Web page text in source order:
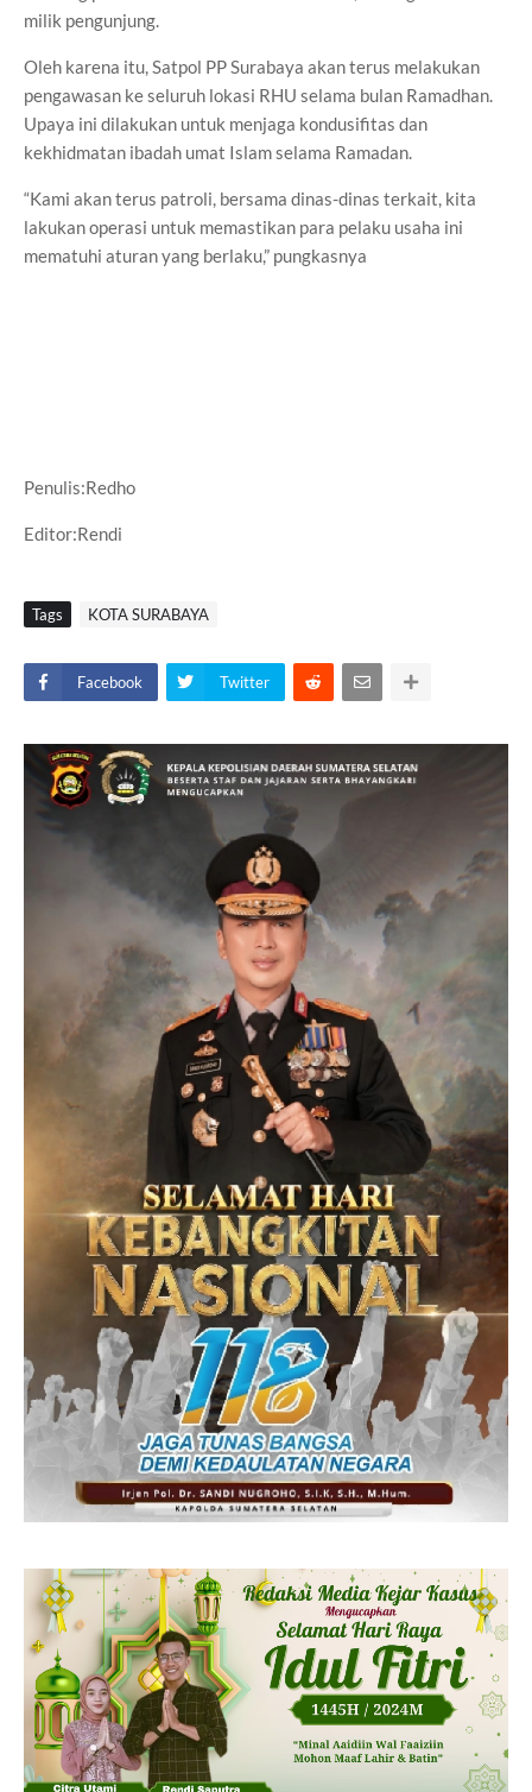
milik pengunjung.
Oleh karena itu, Satpol PP Surabaya akan terus melakukan
pengawasan ke seluruh lokasi RHU selama bulan Ramadhan.
Upaya ini dilakukan untuk menjaga kondusifitas dan
kekhidmatan ibadah umat Islam selama Ramadan.
“Kami akan terus patroli, bersama dinas-dinas terkait, kita
lakukan operasi untuk memastikan para pelaku usaha ini
mematuhi aturan yang berlaku,” pungkasnya
Penulis:Redho
Editor:Rendi
Tags KOTA SURABAYA
Facebook Twitter